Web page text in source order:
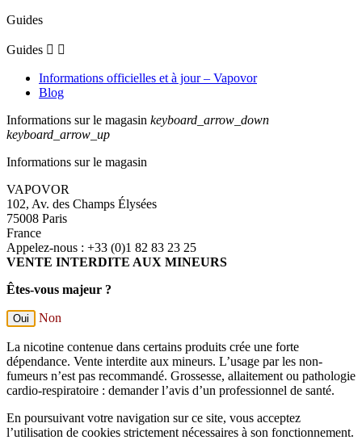
Guides
Guides  
Informations officielles et à jour – Vapovor
Blog
Informations sur le magasin keyboard_arrow_down
keyboard_arrow_up
Informations sur le magasin
VAPOVOR
102, Av. des Champs Élysées
75008 Paris
France
Appelez-nous : +33 (0)1 82 83 23 25
VENTE INTERDITE AUX MINEURS
Êtes-vous majeur ?
Oui Non
La nicotine contenue dans certains produits crée une forte
dépendance. Vente interdite aux mineurs. L’usage par les non-
fumeurs n’est pas recommandé. Grossesse, allaitement ou pathologie
cardio-respiratoire : demander l’avis d’un professionnel de santé.
En poursuivant votre navigation sur ce site, vous acceptez
l’utilisation de cookies strictement nécessaires à son fonctionnement.